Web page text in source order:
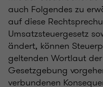
auch Folgendes zu
auf diese
Umsatzsteuergesetz
ändert, können
geltenden Wortlaut
Gesetzgebung
verbundenen